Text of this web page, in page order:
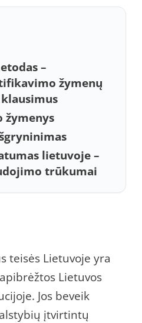
–
žymenų
žymenys
lietuvoje –
trūkumai
teisės Lietuvoje yra
Lietuvos
Jos beveik
įtvirtintų